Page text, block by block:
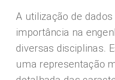
A utilização de
importância na
diversas disciplinas.
uma representação